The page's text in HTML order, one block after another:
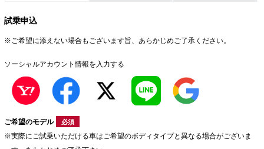
試乗申込
※ご希望に添えない場合もございます旨、あらかじめご了承ください。
ソーシャルアカウント情報を入力する
ご希望のモデル 必須
実際にご試乗いただける車はご希望のボディタイプと異なる場合がございま